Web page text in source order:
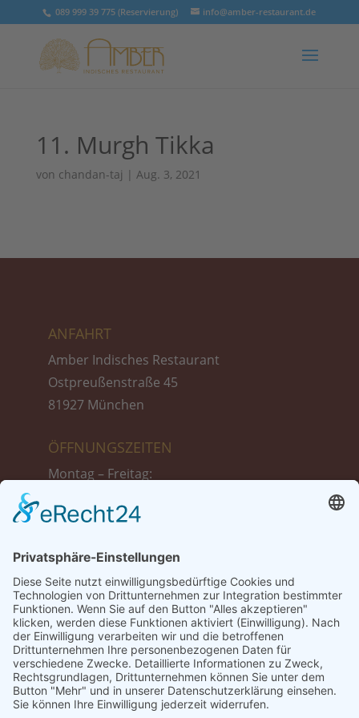
089 999 39 775 (Reservierung) info@amber-restaurant.de
11. Murgh Tikka
von chandan-taj | Aug. 3, 2021
ANFAHRT
Amber Indisches Restaurant
Ostpreußenstraße 45
81927 München
ÖFFNUNGSZEITEN
Montag – Freitag:
17:30 bis 23:00 Uhr
17:30 bis 23:00 Uhr
Sonntag + Feiertags:
12:00 bis 23:00 Uhr
TISCH-RESERVIERUNG
Tel.: 089 999 39 775
Tel.: +49 1521 87 13 698 (Reservierung nur